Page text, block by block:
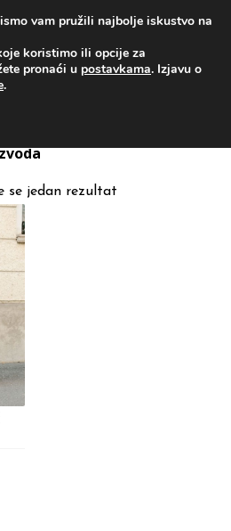
TAJICE
TAJICE
se jedan rezultat
vam pružili najbolje iskustvo na
koristimo ili opcije za
pronaći u postavkama. Izjavu o
.